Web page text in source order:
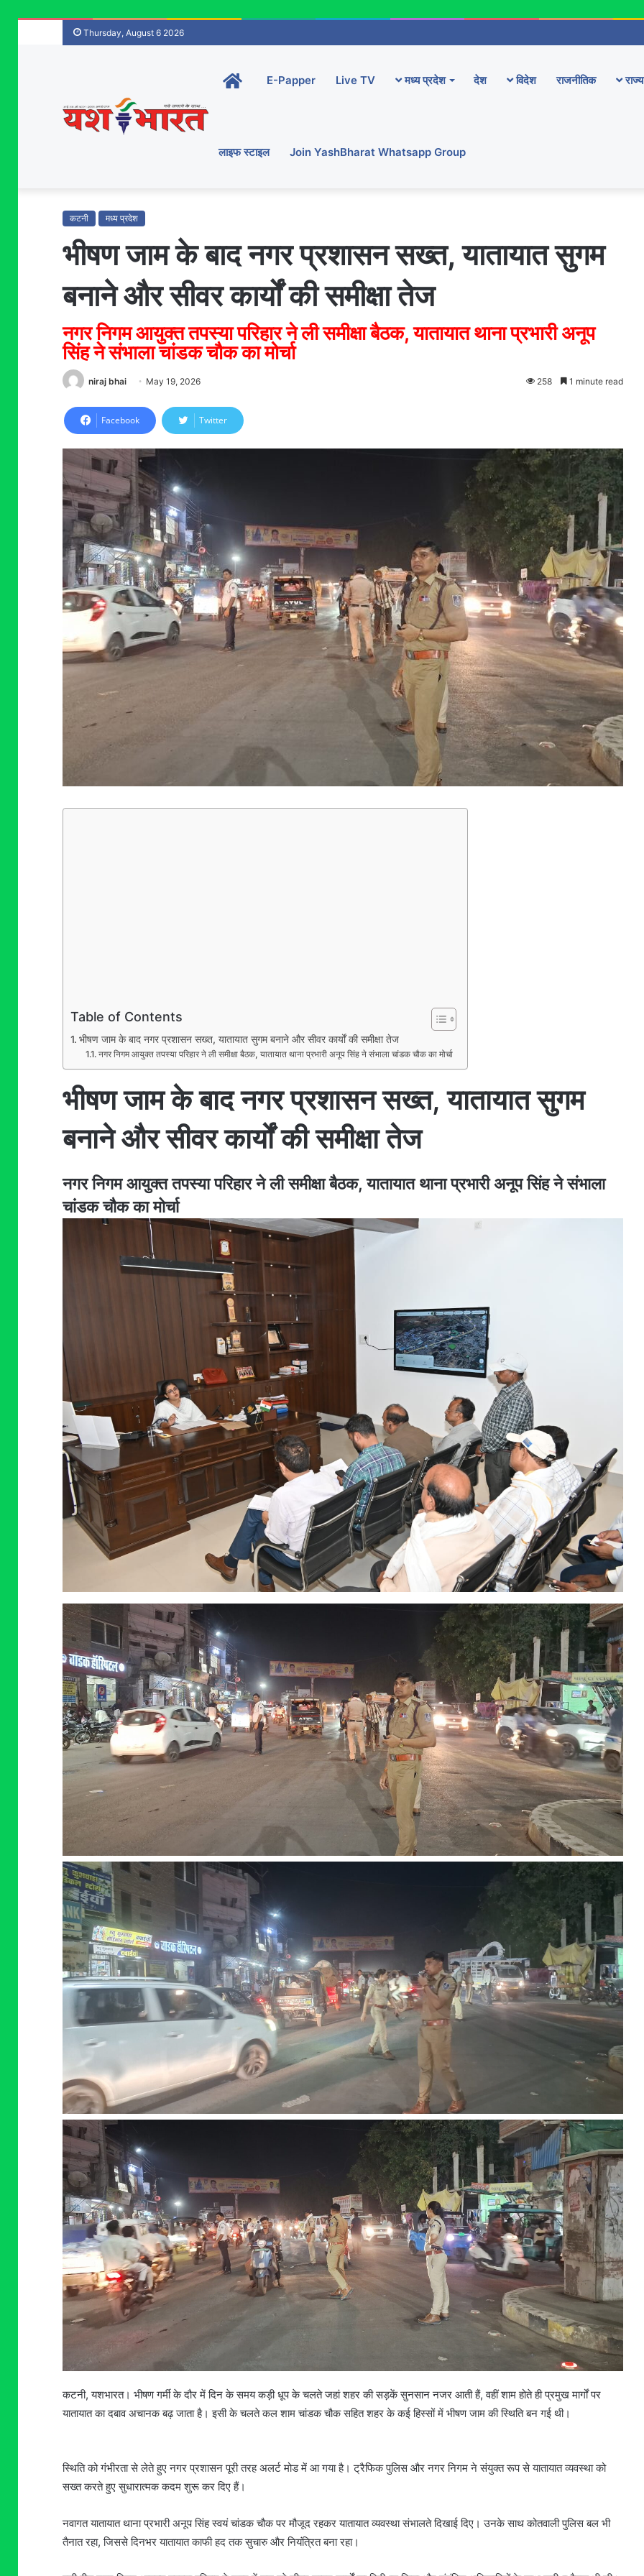
Thursday, August 6 2026
Home-
main
E-Papper Live TV मध्य प्रदेश देश विदेश राजनीतिक राज्य
लाइफ स्टाइल Join YashBharat Whatsapp Group
कटनी मध्य प्रदेश
भीषण जाम के बाद नगर प्रशासन सख्त, यातायात सुगम
बनाने और सीवर कार्यों की समीक्षा तेज
नगर निगम आयुक्त तपस्या परिहार ने ली समीक्षा बैठक, यातायात थाना प्रभारी अनूप
सिंह ने संभाला चांडक चौक का मोर्चा
niraj bhai May 19, 2026 258 1 minute read
Facebook Twitter
Table of Contents
भीषण जाम के बाद नगर प्रशासन सख्त, यातायात सुगम बनाने और सीवर कार्यों की समीक्षा तेज
नगर निगम आयुक्त तपस्या परिहार ने ली समीक्षा बैठक, यातायात थाना प्रभारी अनूप सिंह ने संभाला चांडक चौक का मोर्चा
भीषण जाम के बाद नगर प्रशासन सख्त, यातायात सुगम
बनाने और सीवर कार्यों की समीक्षा तेज
नगर निगम आयुक्त तपस्या परिहार ने ली समीक्षा बैठक, यातायात थाना प्रभारी अनूप सिंह ने संभाला
चांडक चौक का मोर्चा
कटनी, यशभारत। भीषण गर्मी के दौर में दिन के समय कड़ी धूप के चलते जहां शहर की सड़कें सुनसान नजर आती हैं, वहीं शाम होते ही प्रमुख मार्गों पर
यातायात का दबाव अचानक बढ़ जाता है। इसी के चलते कल शाम चांडक चौक सहित शहर के कई हिस्सों में भीषण जाम की स्थिति बन गई थी।
स्थिति को गंभीरता से लेते हुए नगर प्रशासन पूरी तरह अलर्ट मोड में आ गया है। ट्रैफिक पुलिस और नगर निगम ने संयुक्त रूप से यातायात व्यवस्था को
सख्त करते हुए सुधारात्मक कदम शुरू कर दिए हैं।
नवागत यातायात थाना प्रभारी अनूप सिंह स्वयं चांडक चौक पर मौजूद रहकर यातायात व्यवस्था संभालते दिखाई दिए। उनके साथ कोतवाली पुलिस बल भी
तैनात रहा, जिससे दिनभर यातायात काफी हद तक सुचारु और नियंत्रित बना रहा।